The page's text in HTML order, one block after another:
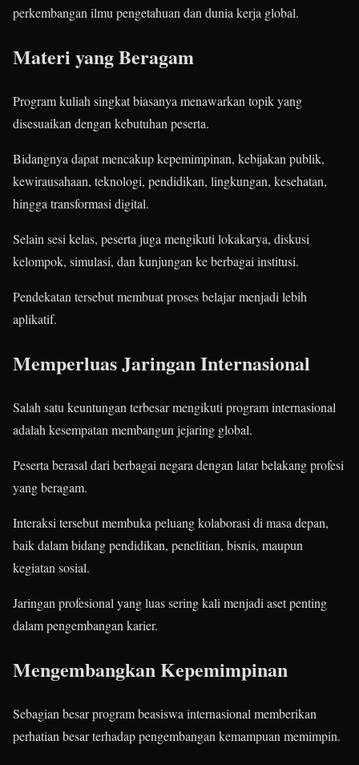
perkembangan ilmu pengetahuan dan dunia kerja global.
Materi yang Beragam
Program kuliah singkat biasanya menawarkan topik yang
disesuaikan dengan kebutuhan peserta.
Bidangnya dapat mencakup kepemimpinan, kebijakan publik,
kewirausahaan, teknologi, pendidikan, lingkungan, kesehatan,
hingga transformasi digital.
Selain sesi kelas, peserta juga mengikuti lokakarya, diskusi
kelompok, simulasi, dan kunjungan ke berbagai institusi.
Pendekatan tersebut membuat proses belajar menjadi lebih
aplikatif.
Memperluas Jaringan Internasional
Salah satu keuntungan terbesar mengikuti program internasional
adalah kesempatan membangun jejaring global.
Peserta berasal dari berbagai negara dengan latar belakang profesi
yang beragam.
Interaksi tersebut membuka peluang kolaborasi di masa depan,
baik dalam bidang pendidikan, penelitian, bisnis, maupun
kegiatan sosial.
Jaringan profesional yang luas sering kali menjadi aset penting
dalam pengembangan karier.
Mengembangkan Kepemimpinan
Sebagian besar program beasiswa internasional memberikan
perhatian besar terhadap pengembangan kemampuan memimpin.